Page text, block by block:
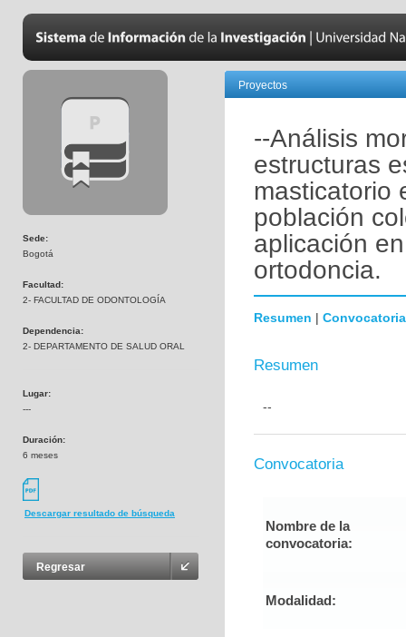
Sede:
Bogotá
Facultad:
2- FACULTAD DE ODONTOLOGÍA
Dependencia:
2- DEPARTAMENTO DE SALUD ORAL
Lugar:
---
Duración:
6 meses
Descargar resultado de búsqueda
Regresar
Proyectos
--Análisis
estructuras
masticatorio
población
aplicación
ortodoncia.
Resumen | Convocatoria
Resumen
--
Convocatoria
Nombre de la
convocatoria:
Modalidad: